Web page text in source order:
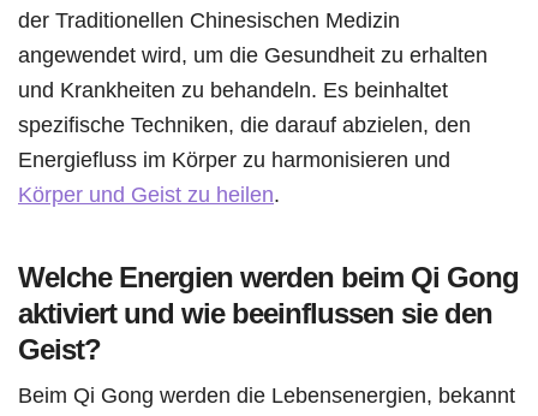
der Traditionellen Chinesischen Medizin
angewendet wird, um die Gesundheit zu erhalten
und Krankheiten zu behandeln. Es beinhaltet
spezifische Techniken, die darauf abzielen, den
Energiefluss im Körper zu harmonisieren und
Körper und Geist zu heilen.
Welche Energien werden beim Qi Gong
aktiviert und wie beeinflussen sie den
Geist?
Beim Qi Gong werden die Lebensenergien, bekannt